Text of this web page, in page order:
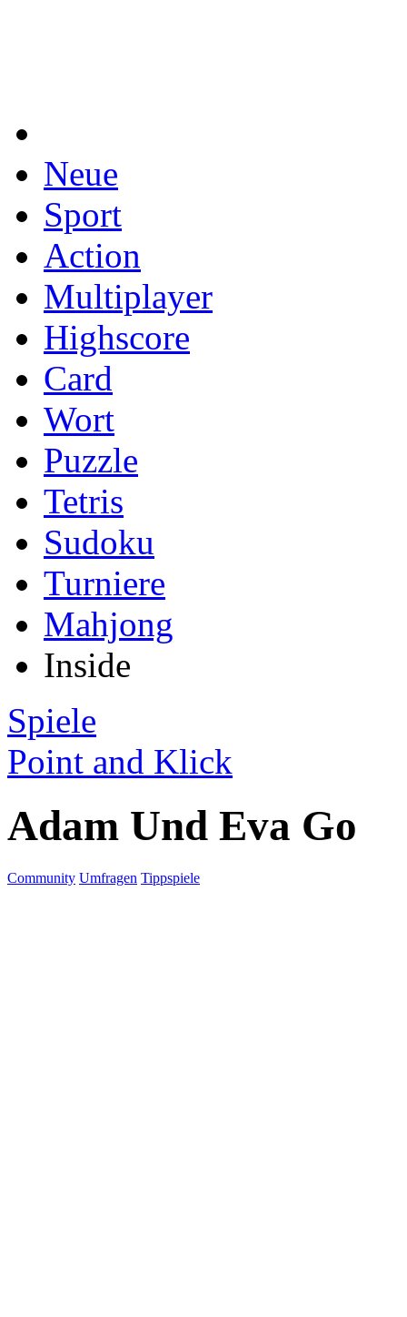
Neue
Sport
Action
Multiplayer
Highscore
Card
Wort
Puzzle
Tetris
Sudoku
Turniere
Mahjong
Inside
Spiele
Point and Klick
Adam Und Eva Go
Community Umfragen Tippspiele